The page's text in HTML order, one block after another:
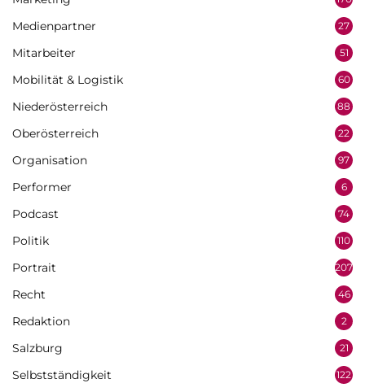
Medienpartner 27
Mitarbeiter 51
Mobilität & Logistik 60
Niederösterreich 88
Oberösterreich 22
Organisation 97
Performer 6
Podcast 74
Politik 110
Portrait 207
Recht 46
Redaktion 2
Salzburg 21
Selbstständigkeit 122